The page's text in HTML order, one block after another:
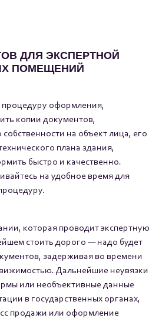
ДЛЯ ЭКСПЕРТНОЙ
ПОМЕЩЕНИЙ
процедуру оформления,
копии документов,
на объект лица, его
плана здания,
быстро и качественно.
на удобное время для
которая проводит экспертную
стоить дорого — надо будет
задерживая во времени
Дальнейшие неувязки
или необъективные данные
в государственных органах,
продажи или оформление